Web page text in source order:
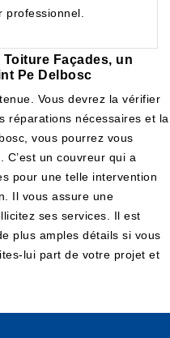
professionnel.
Façades, un
Pe Delbosc
Vous devrez la vérifier
réparations nécessaires et la
vous pourrez vous
C’est un couvreur qui a
pour une telle intervention
Il vous assure une
ses services. Il est
plus amples détails si vous
lui part de votre projet et